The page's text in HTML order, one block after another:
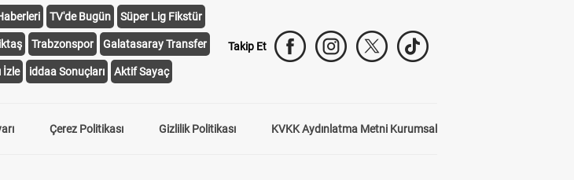
TV'de Bugün Süper Lig Fikstür
Trabzonspor Galatasaray Transfer
İzle iddaa Sonuçları Aktif Sayaç
Takip Et
Çerez Politikası Gizlilik Politikası KVKK Aydınlatma Metni Kurumsal